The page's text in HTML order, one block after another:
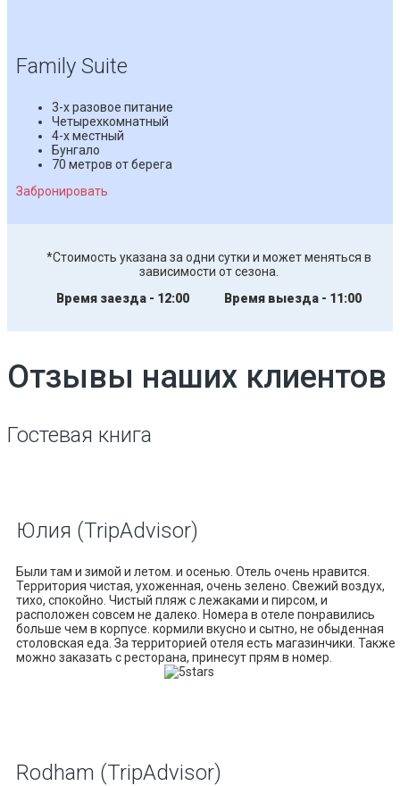
Family Suite
3-х разовое питание
Четырехкомнатный
4-х местный
Бунгало
70 метров от берега
Забронировать
*Стоимость указана за одни сутки и может меняться в
зависимости от сезона.
Время заезда - 12:00
Время выезда - 11:00
Отзывы наших клиентов
Гостевая книга
Юлия (TripAdvisor)
Были там и зимой и летом. и осенью. Отель очень нравится.
Территория чистая, ухоженная, очень зелено. Свежий воздух,
тихо, спокойно. Чистый пляж с лежаками и пирсом, и
расположен совсем не далеко. Номера в отеле понравились
больше чем в корпусе. кормили вкусно и сытно, не обыденная
столовская еда. За территорией отеля есть магазинчики. Также
можно заказать с ресторана, принесут прям в номер.
Rodham (TripAdvisor)